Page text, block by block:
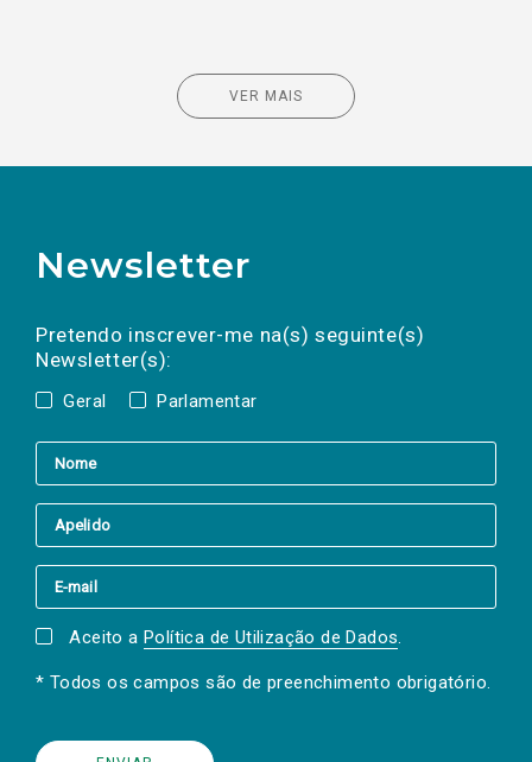
VER MAIS
Newsletter
Pretendo inscrever-me na(s) seguinte(s)
Newsletter(s):
Geral Parlamentar
a(s) newsletter(s).
mail
Aceito a Política de Utilização de Dados.
* Todos os campos são de preenchimento obrigatório.